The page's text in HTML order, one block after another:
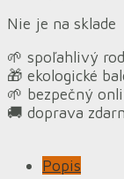
Nie je na sklade
🌱 spoľahlivý
🎁 ekologické
🌱 bezpečný
🚚 doprava
Popis